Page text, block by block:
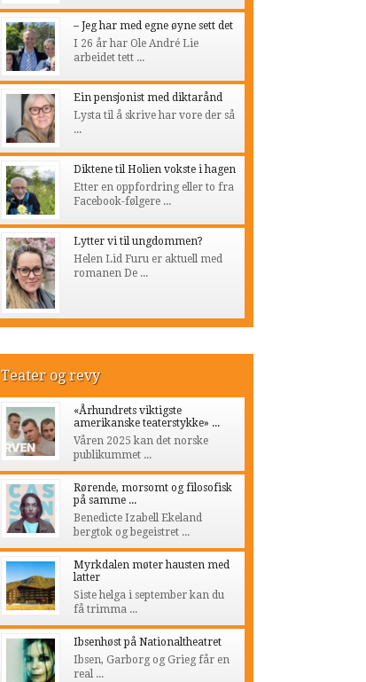
– Jeg har med egne øyne sett det
I 26 år har Ole André Lie
arbeidet tett ...
Ein pensjonist med diktarånd
Lysta til å skrive har vore der så
...
Diktene til Holien vokste i hagen
Etter en oppfordring eller to fra
Facebook-følgere ...
Lytter vi til ungdommen?
Helen Lid Furu er aktuell med
romanen De ...
Teater og revy
«Århundrets viktigste
amerikanske teaterstykke» ...
Våren 2025 kan det norske
publikummet ...
Rørende, morsomt og filosofisk
på samme ...
Benedicte Izabell Ekeland
bergtok og begeistret ...
Myrkdalen møter hausten med
latter
Siste helga i september kan du
få trimma ...
Ibsenhøst på Nationaltheatret
Ibsen, Garborg og Grieg får en
real ...